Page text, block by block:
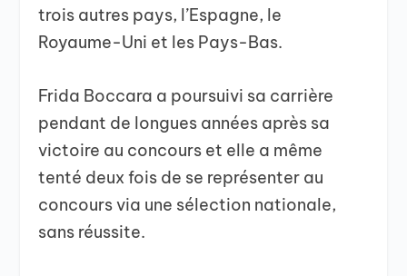
trois autres pays, l’Espagne, le
Royaume-Uni et les Pays-Bas.
Frida Boccara a poursuivi sa carrière
pendant de longues années après sa
victoire au concours et elle a même
tenté deux fois de se représenter au
concours via une sélection nationale,
sans réussite.